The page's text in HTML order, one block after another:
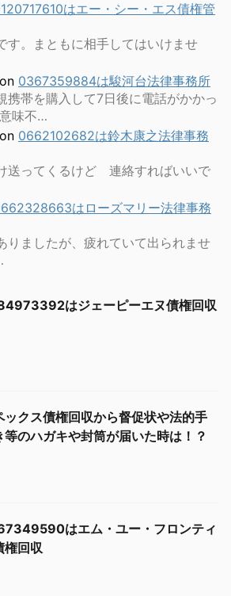
はエー・シー・エス債権管
す。まともに相手してはいけませ
on 0367359884は駿河台法律事務所
携帯を購入して7日後に電話がかかっ
味不…
on 0662102682は鈴木康之法律事務
送ってくるけど 連絡すればいいで
はローズマリー法律事務
りましたが、疲れていて出られませ
はジェーピーエヌ債権回収
ックス債権回収から督促状や法的手
等のハガキや封筒が届いた時は！？
はエム・ユー・フロンティ
権回収